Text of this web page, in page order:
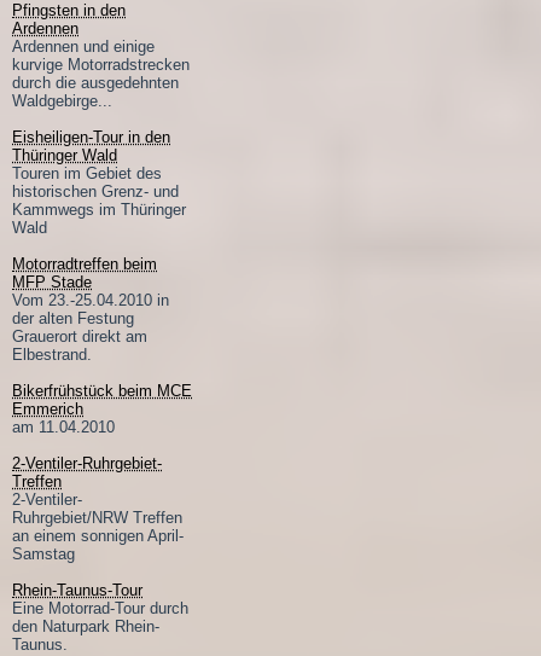
Pfingsten in den
Ardennen
Ardennen und einige
kurvige Motorradstrecken
durch die ausgedehnten
Waldgebirge...
Eisheiligen-Tour in den
Thüringer Wald
Touren im Gebiet des
historischen Grenz- und
Kammwegs im Thüringer
Wald
Motorradtreffen beim
MFP Stade
Vom 23.-25.04.2010 in
der alten Festung
Grauerort direkt am
Elbestrand.
Bikerfrühstück beim MCE
Emmerich
am 11.04.2010
2-Ventiler-Ruhrgebiet-
Treffen
2-Ventiler-
Ruhrgebiet/NRW Treffen
an einem sonnigen April-
Samstag
Rhein-Taunus-Tour
Eine Motorrad-Tour durch
den Naturpark Rhein-
Taunus.